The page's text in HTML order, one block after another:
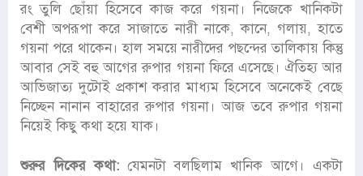
রং তুলি ছোঁয়া হিসেবে কাজ করে গয়না। নিজেকে খানিকটা
বেশী অপরূপা করে সাজাতে নারী নাকে, কানে, গলায়, হাতে
গয়না পরে থাকেন। হাল সময়ে নারীদের পছন্দের তালিকায় কিন্তু
আবার সেই বহু আগের রুপার গয়না ফিরে এসেছে। ঐতিহ্য আর
আভিজাত্য দুটোই প্রকাশ করার মাধ্যম হিসেবে অনেকেই বেছে
নিচ্ছেন নানান বাহারের রুপার গয়না। আজ তবে রুপার গয়না
নিয়েই কিছু কথা হয়ে যাক।
শুরুর দিকের কথা:যেমনটা বলছিলাম খানিক আগে। একটা